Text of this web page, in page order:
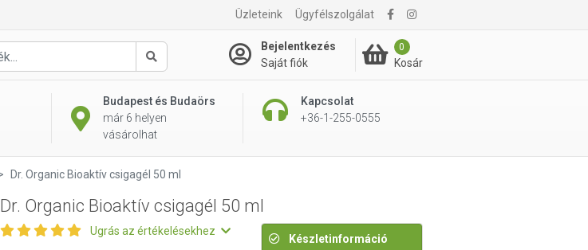
Üzleteink Ügyfélszolgálat
Keresés
Bejelentkezés
Saját fiók
0
Kosár
Budapest és Budaörs
már 6 helyen
vásárolhat
Kapcsolat
+36-1-255-0555
7 195 Ft Kosárba rakom
Dr. Organic Bioaktív csigagél 50 ml
Dr. Organic Bioaktív csigagél 50 ml
Ugrás az értékelésekhez
Készletinformáció